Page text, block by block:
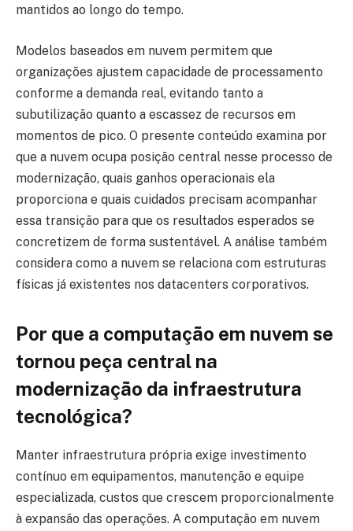
mantidos ao longo do tempo.
Modelos baseados em nuvem permitem que
organizações ajustem capacidade de processamento
conforme a demanda real, evitando tanto a
subutilização quanto a escassez de recursos em
momentos de pico. O presente conteúdo examina por
que a nuvem ocupa posição central nesse processo de
modernização, quais ganhos operacionais ela
proporciona e quais cuidados precisam acompanhar
essa transição para que os resultados esperados se
concretizem de forma sustentável. A análise também
considera como a nuvem se relaciona com estruturas
físicas já existentes nos datacenters corporativos.
Por que a computação em nuvem se
tornou peça central na
modernização da infraestrutura
tecnológica?
Manter infraestrutura própria exige investimento
contínuo em equipamentos, manutenção e equipe
especializada, custos que crescem proporcionalmente
à expansão das operações. A computação em nuvem